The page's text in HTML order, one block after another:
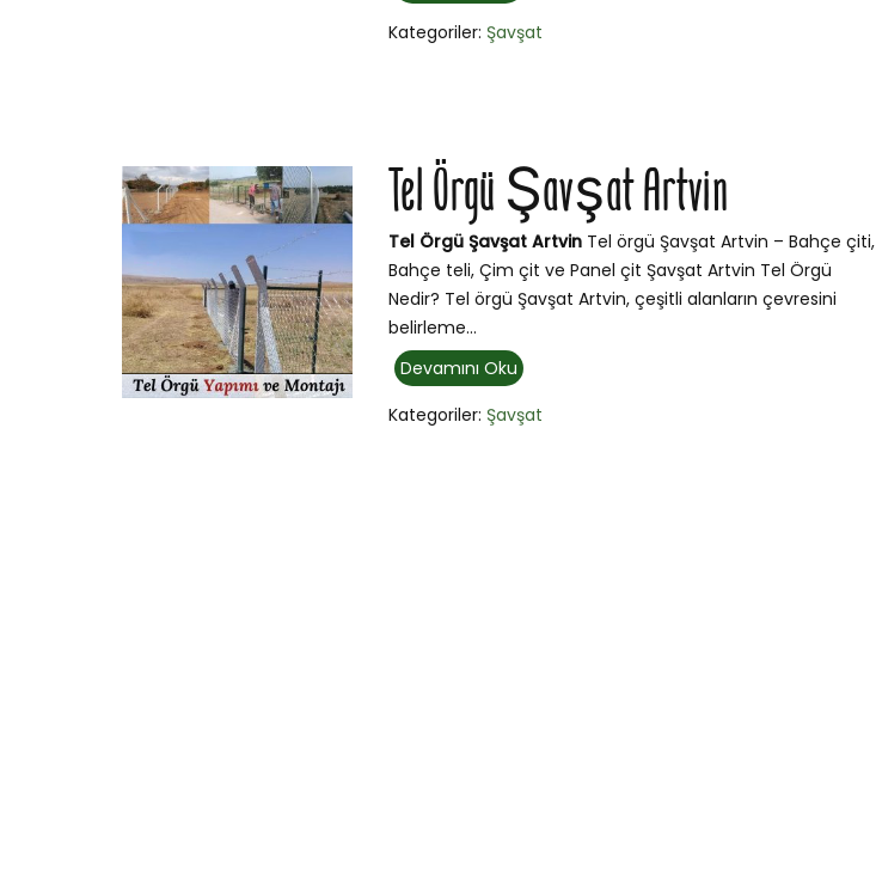
Kategoriler: Şavşat
Tel Örgü Şavşat Artvin
Tel Örgü Şavşat Artvin Tel örgü Şavşat Artvin – Bahçe çiti,
Bahçe teli, Çim çit ve Panel çit Şavşat Artvin Tel Örgü
Nedir? Tel örgü Şavşat Artvin, çeşitli alanların çevresini
belirleme...
Devamını Oku
Kategoriler: Şavşat